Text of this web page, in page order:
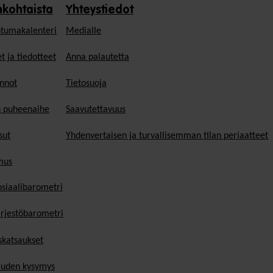
ja tiedotteet
puheenaihe
kysymys
Yhteystiedot
Medialle
Anna palautetta
Tietosuoja
Saavutettavuus
Yhdenvertaisen ja turvallisemman tilan periaatteet